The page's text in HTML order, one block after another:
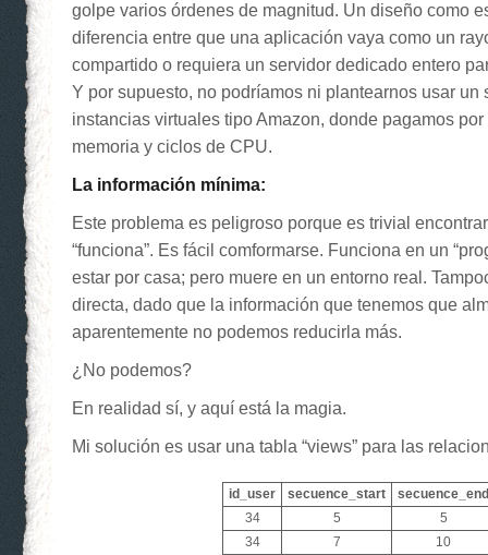
golpe varios órdenes de magnitud. Un diseño como
diferencia entre que una aplicación vaya como un
compartido o requiera un servidor dedicado entero
Y por supuesto, no podríamos ni plantearnos usar un
instancias virtuales tipo Amazon, donde pagamos
memoria y ciclos de CPU.
La información mínima:
Este problema es peligroso porque es trivial
“funciona”. Es fácil comformarse. Funciona en un
estar por casa; pero muere en un entorno real.
directa, dado que la información que tenemos que
aparentemente no podemos reducirla más.
¿No podemos?
En realidad sí, y aquí está la magia.
Mi solución es usar una tabla “views” para las
id_user secuence_start
secuence_end
34
5
5
34
7
10